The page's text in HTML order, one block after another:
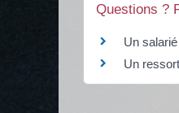
Questions ?
Un
Un